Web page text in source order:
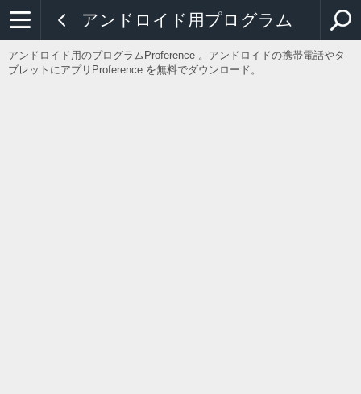
アンドロイド用プログラム
アンドロイド用のプログラムProference 。アンドロイドの携帯電話やタ
ブレットにアプリProference を無料でダウンロード。